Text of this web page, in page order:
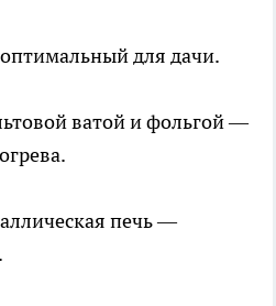
для дачи.
ватой и фольгой —
печь —